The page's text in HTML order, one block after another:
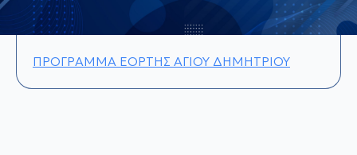
ΠΡΟΓΡΑΜΜΑ ΕΟΡΤΗΣ ΑΓΙΟΥ ΔΗΜΗΤΡΙΟΥ